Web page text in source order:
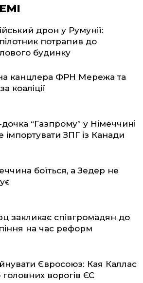
дрон у Румунії:
потрапив до
будинку
канцлера ФРН Мережа та
коаліції
дочка “Газпрому” у Німеччині
імпортувати ЗПГ із Канади
боїться, а Зедер не
закликає співгромадян до
на час реформ
Євросоюз: Кая Каллас
головних ворогів ЄС